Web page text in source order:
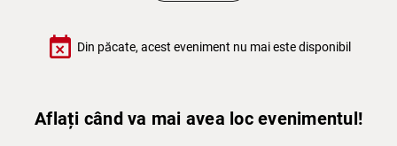
event_busy Din păcate, acest eveniment nu mai este disponibil
Aflați când va mai avea loc evenimentul!